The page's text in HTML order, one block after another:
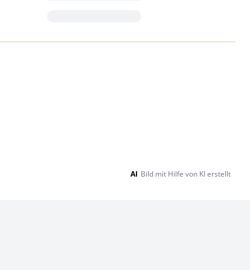
AI Bild mit Hilfe von KI erstellt